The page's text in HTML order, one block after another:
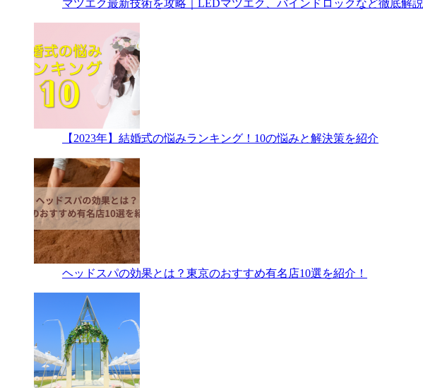
マツエク最新技術を攻略｜LEDマツエク、バインドロックなど徹底解説
【2023年】結婚式の悩みランキング！10の悩みと解決策を紹介
ヘッドスパの効果とは？東京のおすすめ有名店10選を紹介！